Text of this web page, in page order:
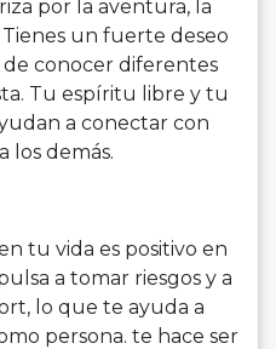
por la aventura, la
un fuerte deseo
conocer diferentes
Tu espíritu libre y tu
a conectar con
los demás.
tu vida es positivo en
a tomar riesgos y a
lo que te ayuda a
persona. te hace ser